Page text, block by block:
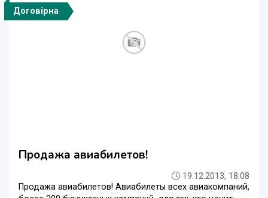
Договірна
Продажа авиабилетов!
19.12.2013, 18:08
Продажа авиабилетов! Авиабилеты всех авиакомпаний,